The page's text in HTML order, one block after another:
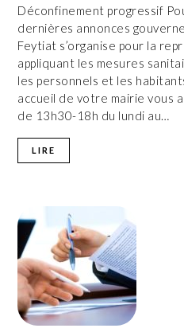
Déconfinement progressif
dernières annonces
Feytiat s’organise pour la
appliquant les mesures
les personnels et les
accueil de votre mairie vous
de 13h30-18h du lundi au…
LIRE